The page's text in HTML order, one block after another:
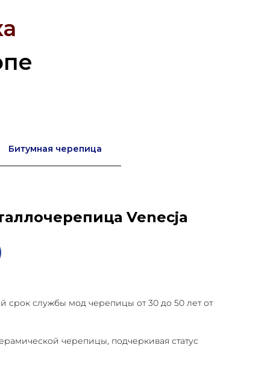
Битумная черепица
Venecja
службы мод черепицы от 30 до 50 лет от
черепицы, подчеркивая статус